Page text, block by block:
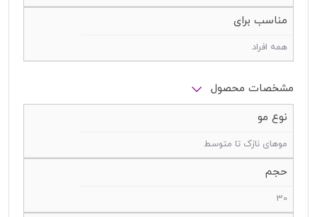
مناسب برای
همه افراد
مشخصات محصول
نوع مو
موهای نازک تا متوسط
حجم
30